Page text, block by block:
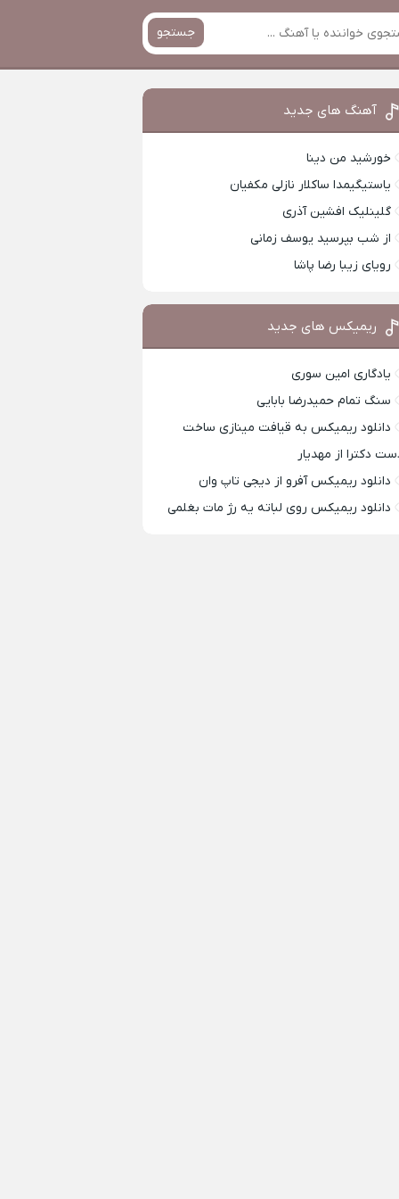
جستجو
آهنگ های جدید
خورشید من دینا
یاستیگیمدا ساکلار نازلی مکفیان
گلینلیک افشین آذری
از شب بپرسید یوسف زمانی
رویای زیبا رضا پاشا
ریمیکس های جدید
یادگاری امین سوری
سنگ تمام حمیدرضا بابایی
دانلود ریمیکس به قیافت مینازی ساخت
دکترا از مهدیار
دانلود ریمیکس آفرو از ديجی تاپ وان
دانلود ریمیکس روی لباته یه رژ مات بغلمی